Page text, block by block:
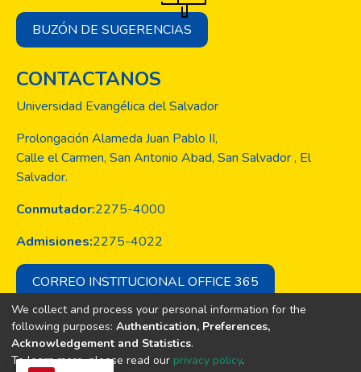
BUZÓN DE SUGERENCIAS
CONTACTANOS
Universidad Evangélica del Salvador
Prolongación Alameda Juan Pablo II,
Calle el Carmen, San Antonio Abad, San Salvador , El
Salvador.
Conmutador:2275-4000
Admisiones:2275-4022
CORREO INSTITUCIONAL OFFICE 365
Copyright © Todos los derechos son
de la Universidad Evangélica de El
We collect and process your personal information for the
following purposes: Authentication, Preferences,
Acknowledgement and Statistics.
To learn more, please read our privacy policy.